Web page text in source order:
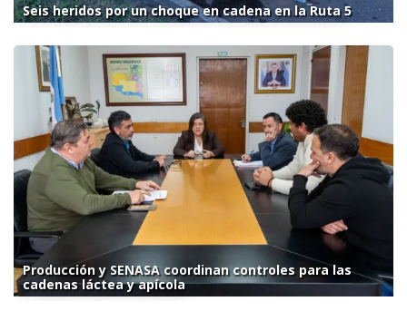
Seis heridos por un choque en cadena en la Ruta 5
Producción y SENASA coordinan controles para las
cadenas láctea y apícola